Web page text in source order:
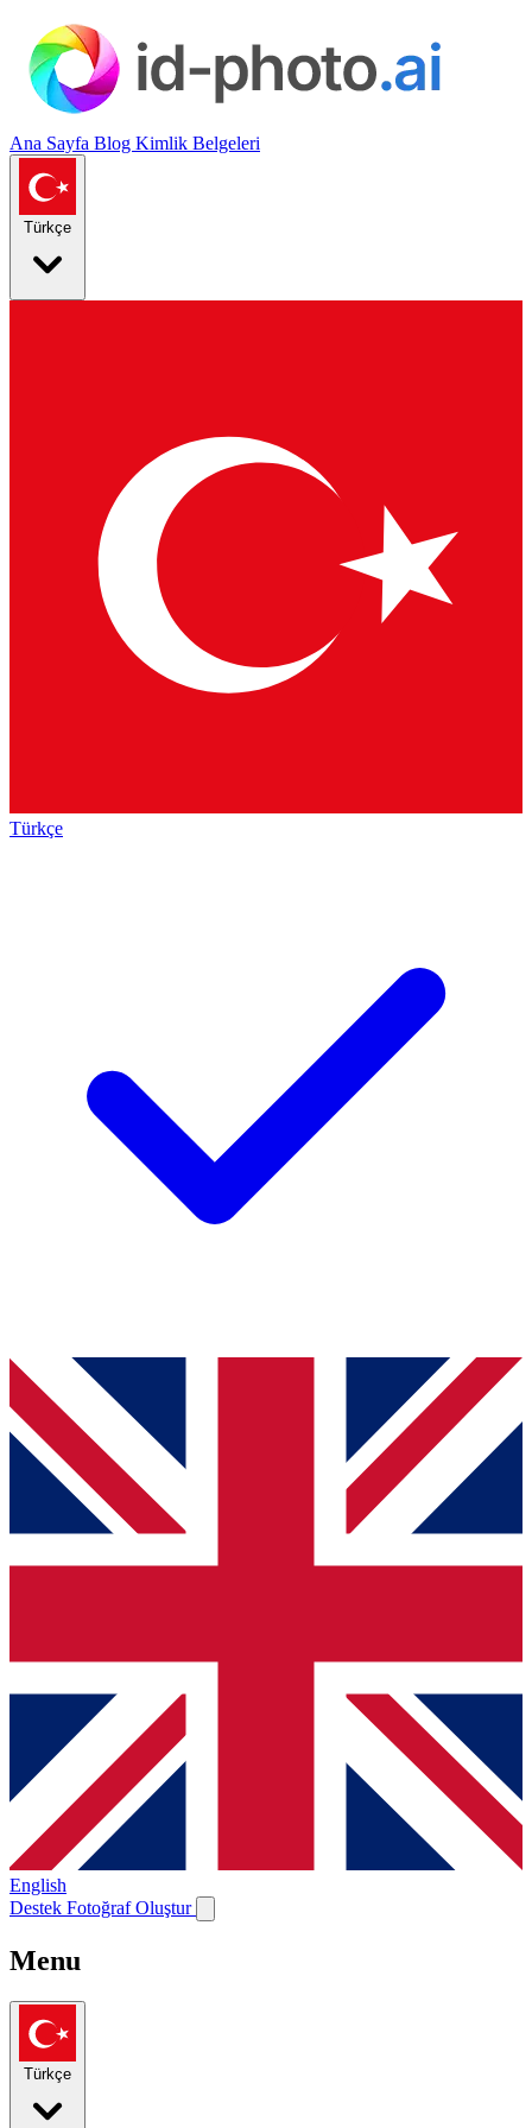
Ana Sayfa Blog Kimlik Belgeleri
Türkçe
Türkçe
English
Destek Fotoğraf Oluştur
Menu
Türkçe